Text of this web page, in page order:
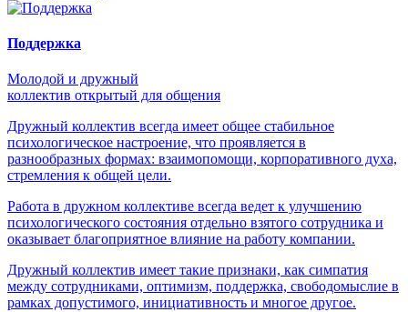
Поддержка
Молодой и дружный
коллектив открытый для общения
Дружный коллектив всегда имеет общее стабильное
психологическое настроение, что проявляется в
разнообразных формах: взаимопомощи, корпоративного духа,
стремления к общей цели.
Работа в дружном коллективе всегда ведет к улучшению
психологического состояния отдельно взятого сотрудника и
оказывает благоприятное влияние на работу компании.
Дружный коллектив имеет такие признаки, как симпатия
между сотрудниками, оптимизм, поддержка, свободомыслие в
рамках допустимого, инициативность и многое другое.